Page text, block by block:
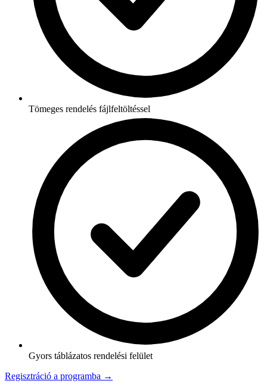
Tömeges rendelés fájlfeltöltéssel
Gyors táblázatos rendelési felület
Regisztráció a programba →